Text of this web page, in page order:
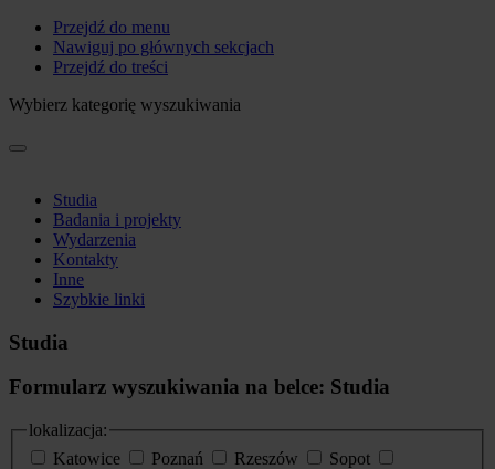
Przejdź do menu
Nawiguj po głównych sekcjach
Przejdź do treści
Wybierz kategorię wyszukiwania
Studia
Badania i projekty
Wydarzenia
Kontakty
Inne
Szybkie linki
Studia
Formularz wyszukiwania na belce: Studia
lokalizacja:
Katowice
Poznań Rzeszów
Sopot